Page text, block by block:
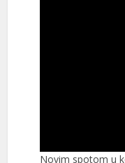
Novim spotom u